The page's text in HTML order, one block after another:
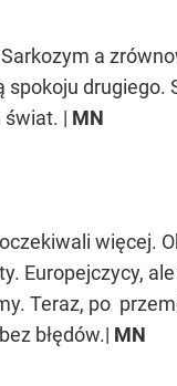
a
drugiego.
świat. | MN
więcej.
Europejczycy,
Teraz, po
błędów.| MN